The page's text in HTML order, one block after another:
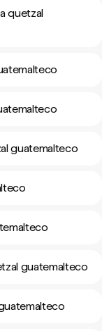
quetzal
guatemalteco
guatemalteco